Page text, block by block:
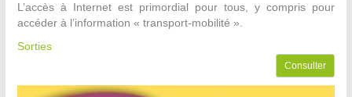
L’accès à Internet est primordial pour tous, y compris pour
accéder à l’information « transport-mobilité ».
Sorties
Consulter